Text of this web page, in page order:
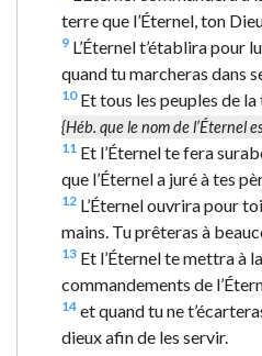
terre que l’Éternel, ton
9 L’Éternel t’établira pour
quand tu marcheras dans
10Et tous les peuples de
{Héb. que le nom de l’Éternel
11 Et l’Éternel te fera
que l’Éternel a juré à tes
12 L’Éternel ouvrira pour
mains. Tu prêteras à
13 Et l’Éternel te mettra à
commandements de
14 et quand tu ne
dieux afin de les servir.